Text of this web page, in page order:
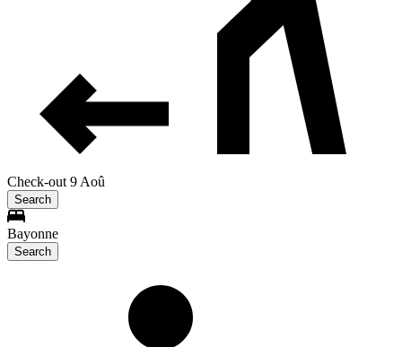
Check-out 9 Aoû
Search
Bayonne
Search